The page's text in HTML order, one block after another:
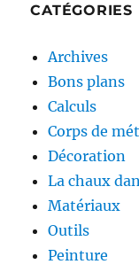
CATÉGORIES
Archives
Bons plans
Calculs
Corps de
Décoration
La chaux
Matériaux
Outils
Peinture